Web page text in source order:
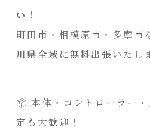
い！
町田市・相模原市・多摩市
川県全域に無料出張いたし
📦 本体・コントローラー
定も大歓迎！